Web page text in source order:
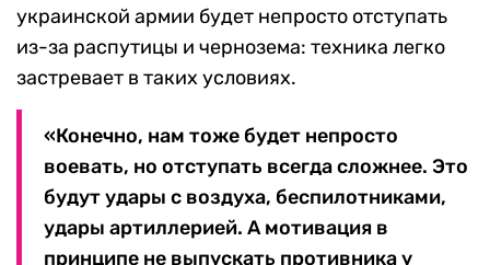
украинской армии будет непросто отступать
из-за распутицы и чернозема: техника легко
застревает в таких условиях.
«Конечно, нам тоже будет непросто
воевать, но отступать всегда сложнее. Это
будут удары с воздуха, беспилотниками,
удары артиллерией. А мотивация в
принципе не выпускать противника у